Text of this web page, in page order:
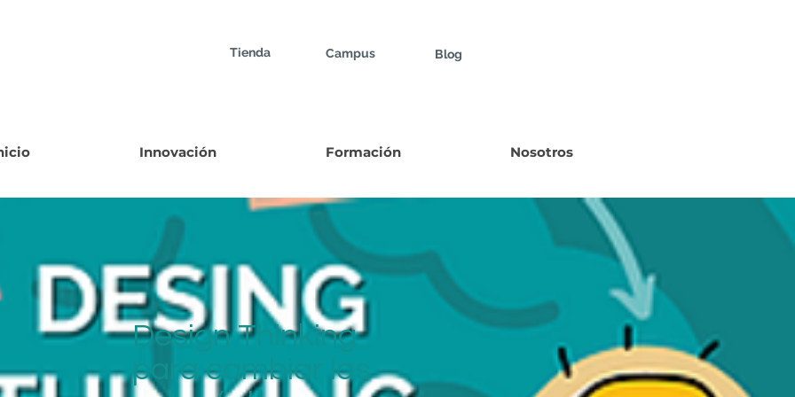
Tienda Campus Blog
Innovación Formación Nosotros
Design Thinking
para cambiar las